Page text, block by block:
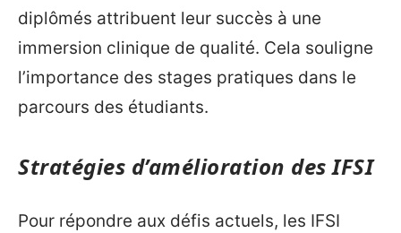
diplômés attribuent leur succès à une
immersion clinique de qualité. Cela souligne
l’importance des stages pratiques dans le
parcours des étudiants.
Stratégies d’amélioration des IFSI
Pour répondre aux défis actuels, les IFSI